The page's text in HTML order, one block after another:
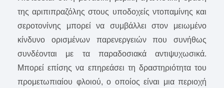
της αριπιπραζόλης στους υποδοχείς ντοπαμίνης και
σεροτονίνης μπορεί να συμβάλλει στον μειωμένο
κίνδυνο ορισμένων παρενεργειών που συνήθως
συνδέονται με τα παραδοσιακά αντιψυχωσικά.
Μπορεί επίσης να επηρεάσει τη δραστηριότητα του
προμετωπιαίου φλοιού, ο οποίος είναι μια περιοχή